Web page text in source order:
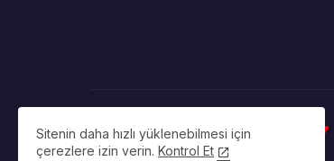
Sitenin daha hızlı yüklenebilmesi için
çerezlere izin verin. Kontrol Et